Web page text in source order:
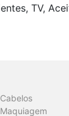
TV,
Cabelos
Maquiagem